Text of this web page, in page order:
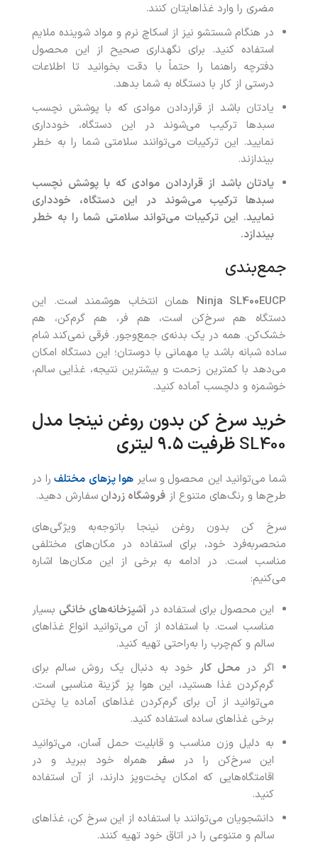
مضری را وارد غذاهایتان کنند.
در هنگام شستشو نیز از اسکاچ نرم و مواد شوینده ملایم
استفاده کنید. برای نگهداری صحیح از این محصول
دفترچه راهنما را حتماً با دقت بخوانید تا اطلاعات
درستی از کار با دستگاه به شما بدهد.
یادتان باشد از قراردادن موادی که با پوشش نچسب
سبدها ترکیب می‌شوند در این دستگاه، خودداری
نمایید. این ترکیبات می‌توانند سلامتی شما را به خطر
بیندازند.
یادتان باشد از قراردادن موادی که با پوشش نچسب
سبدها ترکیب می‌شوند در این دستگاه، خودداری
نمایید. این ترکیبات می‌تواند سلامتی شما را به خطر
بیندازد.
جمع‌بندی
Ninja SL400EUCP همان انتخاب هوشمند است. این
دستگاه هم سرخ‌کن است، هم فر، هم گرم‌کن، هم
خشک‌کن. همه در یک بدنه‌ی جمع‌وجور. فرقی نمی‌کند شام
ساده شبانه باشد یا مهمانی با دوستان؛ این دستگاه امکان
می‌دهد با کمترین زحمت و بیشترین نتیجه، غذایی سالم،
خوشمزه و دلچسب آماده کنید.
خرید سرخ کن بدون روغن نینجا مدل
SL400ظرفیت ۹.۵ لیتری
شما می‌توانید این محصول و سایرهوا پزهای مختلف را در
طرح‌ها و رنگ‌های متنوع از فروشگاه زردان سفارش دهید.
سرخ کن بدون روغن نینجا باتوجه‌به ویژگی‌های
منحصربه‌فرد خود، برای استفاده در مکان‌های مختلفی
مناسب است. در ادامه به برخی از این مکان‌ها اشاره
می‌کنیم:
این محصول برای استفاده در آشپزخانه‌های خانگی بسیار
مناسب است. با استفاده از آن می‌توانید انواع غذاهای
سالم و کم‌چرب را به‌راحتی تهیه کنید.
اگر در محل کار خود به دنبال یک روش سالم برای
گرم‌کردن غذا هستید، این هوا پز گزینة مناسبی است.
می‌توانید از آن برای گرم‌کردن غذاهای آماده یا پختن
برخی غذاهای ساده استفاده کنید.
به دلیل وزن مناسب و قابلیت حمل آسان، می‌توانید
این سرخ‌کن را درسفر همراه خود ببرید و در
اقامتگاه‌هایی که امکان پخت‌وپز دارند، از آن استفاده
کنید.
دانشجویان می‌توانند با استفاده از این سرخ کن، غذاهای
سالم و متنوعی را در اتاق خود تهیه کنند.